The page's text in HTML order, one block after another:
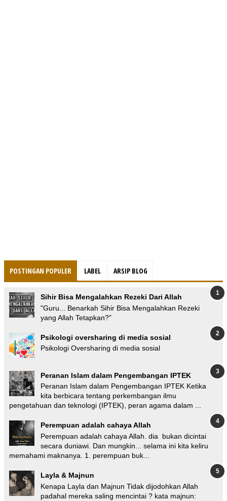
POSTINGAN POPULER LABEL ARSIP BLOG
Sihir Bisa Mengalahkan Rezeki Dari Allah
"Guru... Benarkah Sihir Bisa Mengalahkan Rezeki
yang Allah Tetapkan?"
Psikologi oversharing di media sosial
Psikologi Oversharing di media sosial
Peranan Islam dalam Pengembangan IPTEK
Peranan Islam dalam Pengembangan IPTEK Ketika
kita berbicara tentang perkembangan ilmu
pengetahuan dan teknologi (IPTEK), peran agama dalam ...
Perempuan adalah cahaya Allah
Perempuan adalah cahaya Allah. dia bukan dicintai
secara duniawi. Dan mungkin... selama ini kita keliru
memahami maknanya. 1. perempuan buk...
Layla & Majnun
Kenapa Layla dan Majnun Tidak dijodohkan Allah
padahal mereka saling mencintai ? kata majnun: